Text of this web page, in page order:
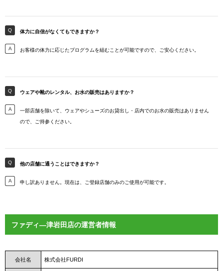
体力に自信がなくてもできますか？
お客様の体力に応じたプログラムを組むことが可能ですので、ご安心ください。
ウェアや靴のレンタル、お水の販売はありますか？
一部店舗を除いて、ウェアやシューズのお貸出し・店内でのお水の販売はありません
ので、ご持参ください。
他の店舗に通うことはできますか？
申し訳ありません。現在は、ご登録店舗のみのご使用が可能です。
ファディ―津岩田店の運営者情報
会社名 株式会社FURDI